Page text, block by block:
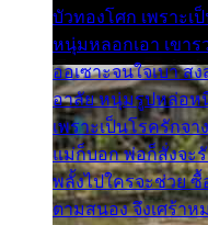
บัวทองโศก เพราะ
หนุ่มหลอกเอา เขา
ออเซาะจนใจเบา ส
อาลัย หนุ่มรูปหล่อห
เพราะเป็นโรครักจา
แม่ก็บอก พ่อก็สั่งจะ
พลั้งไปใครจะช่วย ซื้
ตามสนอง จึงเศร้าห